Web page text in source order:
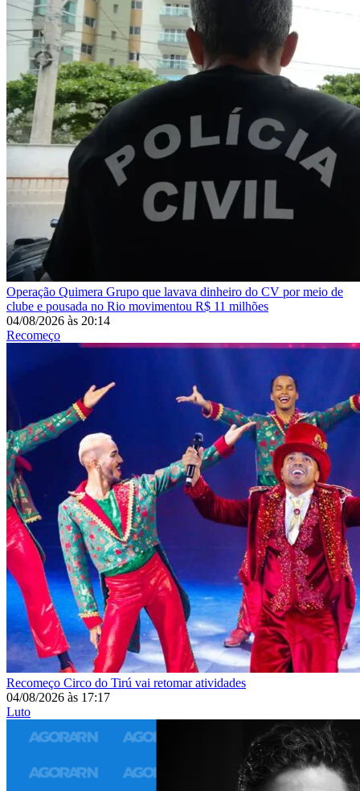
Operação Quimera Grupo que lavava dinheiro do CV por meio de
clube e pousada no Rio movimentou R$ 11 milhões
04/08/2026 às 20:14
Recomeço
Recomeço Circo do Tirú vai retomar atividades
04/08/2026 às 17:17
Luto